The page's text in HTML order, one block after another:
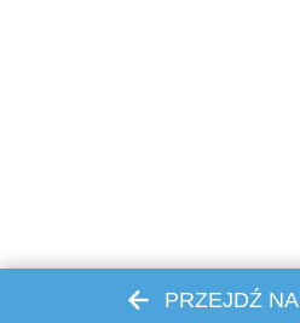
PRZEJDŹ NA